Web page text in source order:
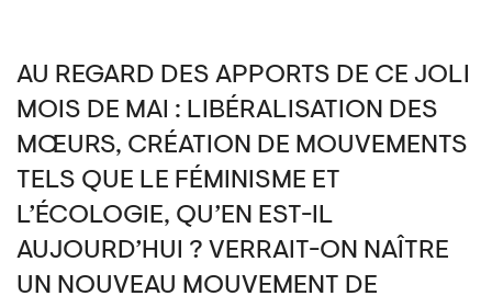
AU REGARD DES APPORTS DE CE JOLI
MOIS DE MAI : LIBÉRALISATION DES
MŒURS, CRÉATION DE MOUVEMENTS
TELS QUE LE FÉMINISME ET
L’ÉCOLOGIE, QU’EN EST-IL
AUJOURD’HUI ? VERRAIT-ON NAÎTRE
UN NOUVEAU MOUVEMENT DE